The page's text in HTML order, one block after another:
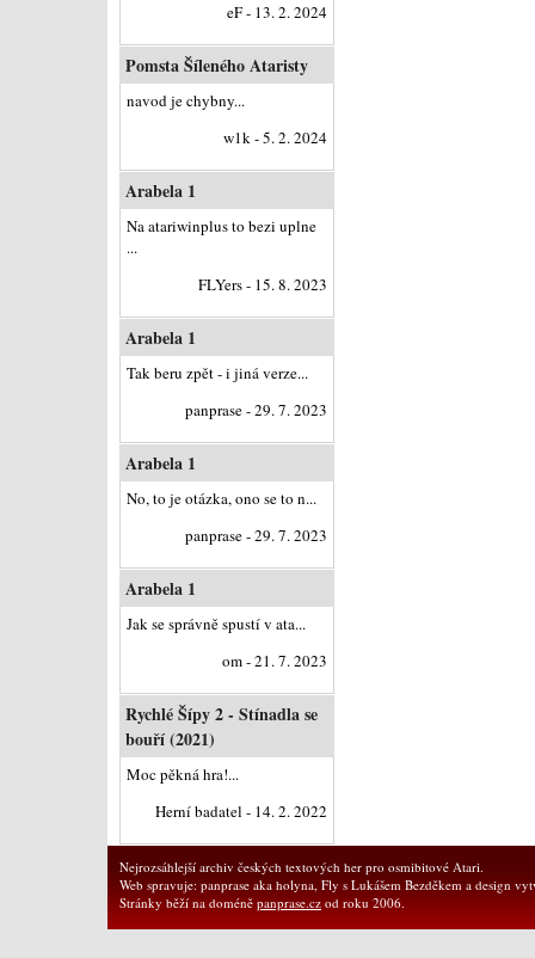
eF - 13. 2. 2024
Pomsta Šíleného Ataristy
navod je chybny...
w1k - 5. 2. 2024
Arabela 1
Na atariwinplus to bezi uplne
...
FLYers - 15. 8. 2023
Arabela 1
Tak beru zpět - i jiná verze...
panprase - 29. 7. 2023
Arabela 1
No, to je otázka, ono se to n...
panprase - 29. 7. 2023
Arabela 1
Jak se správně spustí v ata...
om - 21. 7. 2023
Rychlé Šípy 2 - Stínadla se
bouří (2021)
Moc pěkná hra!...
Herní badatel - 14. 2. 2022
Nejrozsáhlejší archiv českých textových her pro osmibitové Atari.
Web spravuje: panprase aka holyna, Fly s Lukášem Bezděkem a design
Stránky běží na doméně panprase.cz od roku 2006.